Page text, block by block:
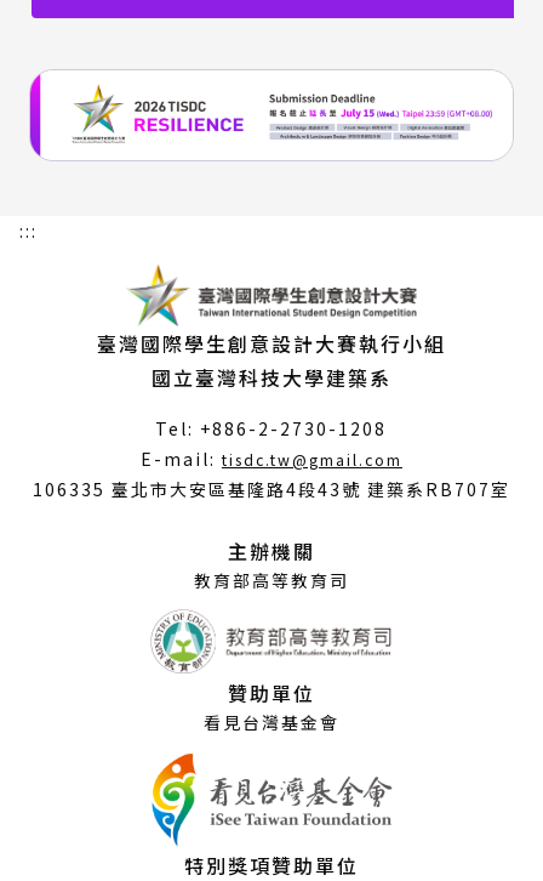
:::
臺灣國際學生創意設計大賽執行小組
國立臺灣科技大學建築系
Tel: +886-2-2730-1208
E-mail:tisdc.tw@gmail.com
開
106335 臺北市大安區基隆路4段43號 建築系RB707室
主辦機關
教育部高等教育司
贊助單位
看見台灣基金會
特別獎項贊助單位